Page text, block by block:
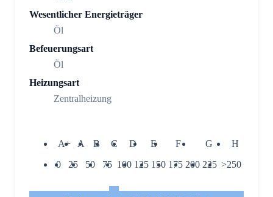
Wesentlicher Energieträger
Öl
Befeuerungsart
Öl
Heizungsart
Zentralheizung
A+ A B C D E F G
H
0
25 50 75 100 125 150 175 200 225 >250